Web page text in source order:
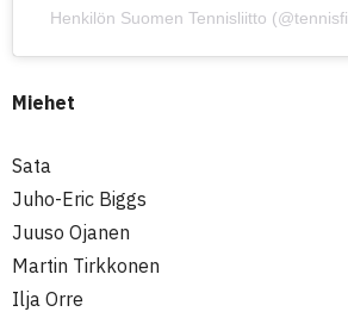
Henkilön Suomen Tennisliitto
Miehet
Sata
Juho-Eric Biggs
Juuso Ojanen
Martin Tirkkonen
Ilja Orre